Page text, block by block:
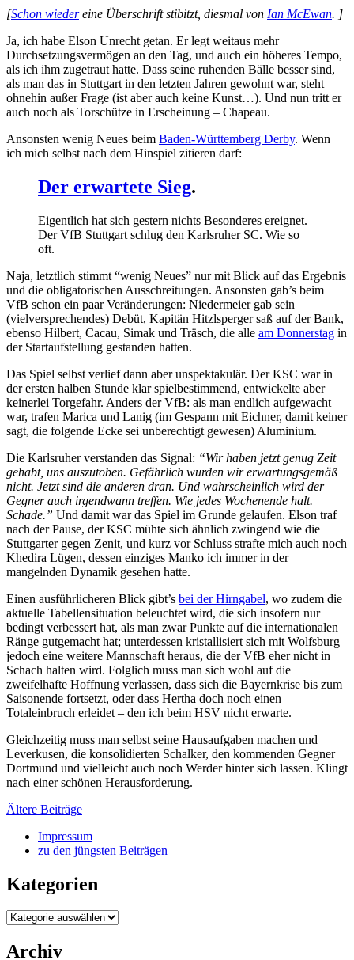
[Schon wiedereine Überschrift stibitzt, diesmal von Ian McEwan. ]
Ja, ich habe Elson Unrecht getan. Er legt weitaus mehr
Durchsetzungsvermögen an den Tag, und auch ein höheres Tempo,
als ich ihm zugetraut hatte. Dass seine ruhenden Bälle besser sind,
als man das in Stuttgart in den letzten Jahren gewohnt war, steht
ohnehin außer Frage (ist aber auch keine Kunst…). Und nun tritt er
auch noch als Torschütze in Erscheinung – Chapeau.
Ansonsten wenig Neues beim Baden-Württemberg Derby. Wenn
ich mich selbst nach dem Hinspiel zitieren darf:
Der erwartete Sieg.
Eigentlich hat sich gestern nichts Besonderes ereignet.
Der VfB Stuttgart schlug den Karlsruher SC. Wie so
oft.
Naja, letztlich stimmt “wenig Neues” nur mit Blick auf das Ergebnis
und die obligatorischen Ausschreitungen. Ansonsten gab’s beim
VfB schon ein paar Veränderungen: Niedermeier gab sein
(vielversprechendes) Debüt, Kapitän Hitzlsperger saß auf der Bank,
ebenso Hilbert, Cacau, Simak und Träsch, die alle am Donnerstag in
der Startaufstellung gestanden hatten.
Das Spiel selbst verlief dann aber unspektakulär. Der KSC war in
der ersten halben Stunde klar spielbestimmend, entwickelte aber
keinerlei Torgefahr. Anders der VfB: als man endlich aufgewacht
war, trafen Marica und Lanig (im Gespann mit Eichner, damit keiner
sagt, die folgende Ecke sei unberechtigt gewesen) Aluminium.
Die Karlsruher verstanden das Signal: “Wir haben jetzt genug Zeit
gehabt, uns auszutoben. Gefährlich wurden wir erwartungsgemäß
nicht. Jetzt sind die anderen dran. Und wahrscheinlich wird der
Gegner auch irgendwann treffen. Wie jedes Wochenende halt.
Schade.” Und damit war das Spiel im Grunde gelaufen. Elson traf
nach der Pause, der KSC mühte sich ähnlich zwingend wie die
Stuttgarter gegen Zenit, und kurz vor Schluss strafte mich auch noch
Khedira Lügen, dessen einziges Manko ich immer in der
mangelnden Dynamik gesehen hatte.
Einen ausführlicheren Blick gibt’s bei der Hirngabel, wo zudem die
aktuelle Tabellensituation beleuchtet wird, die sich insofern nur
bedingt verbessert hat, als man zwar Punkte auf die internationalen
Ränge gutgemacht hat; unterdessen kristallisiert sich mit Wolfsburg
jedoch eine weitere Mannschaft heraus, die der VfB eher nicht in
Schach halten wird. Folglich muss man sich wohl auf die
zweifelhafte Hoffnung verlassen, dass sich die Bayernkrise bis zum
Saisonende fortsetzt, oder dass Hertha doch noch einen
Totaleinbruch erleidet – den ich beim HSV nicht erwarte.
Gleichzeitig muss man selbst seine Hausaufgaben machen und
Leverkusen, die konsolidierten Schalker, den kommenden Gegner
Dortmund und vielleicht auch noch Werder hinter sich lassen. Klingt
nach einer schönen Herausforderung.
Beitragsnavigation
Ältere Beiträge
Impressum
zu den jüngsten Beiträgen
Kategorien
Kategorien
Archiv